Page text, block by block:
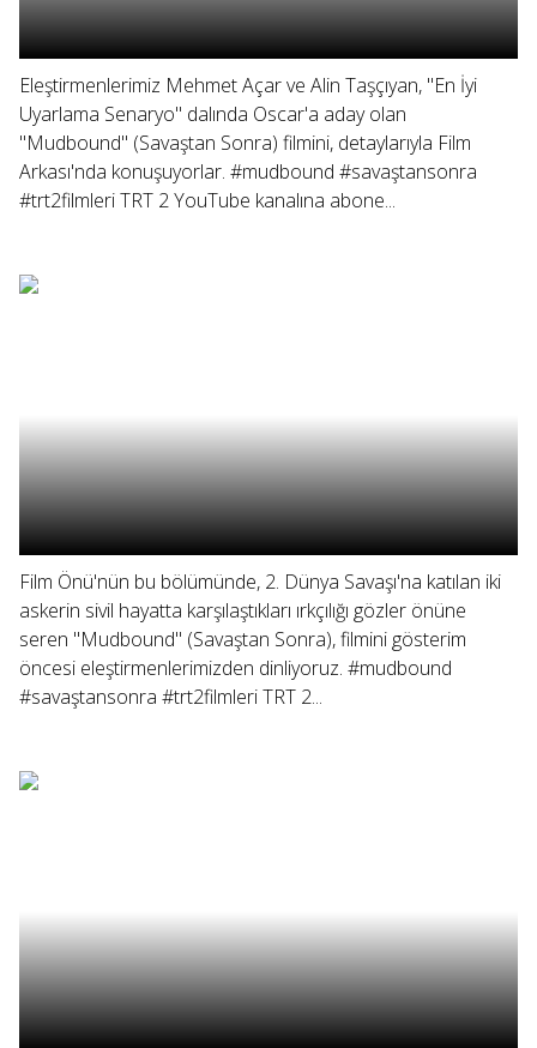
Eleştirmenlerimiz Mehmet Açar ve Alin Taşçıyan, "En İyi
Uyarlama Senaryo" dalında Oscar'a aday olan
"Mudbound" (Savaştan Sonra) filmini, detaylarıyla Film
Arkası'nda konuşuyorlar. #mudbound #savaştansonra
#trt2filmleri TRT 2 YouTube kanalına abone...
Film Önü'nün bu bölümünde, 2. Dünya Savaşı'na katılan iki
askerin sivil hayatta karşılaştıkları ırkçılığı gözler önüne
seren "Mudbound" (Savaştan Sonra), filmini gösterim
öncesi eleştirmenlerimizden dinliyoruz. #mudbound
#savaştansonra #trt2filmleri TRT 2...